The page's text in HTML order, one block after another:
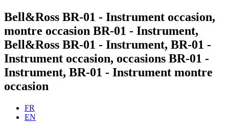
Bell&Ross BR-01 - Instrument occasion,
montre occasion BR-01 - Instrument,
Bell&Ross BR-01 - Instrument, BR-01 -
Instrument occasion, occasions BR-01 -
Instrument, BR-01 - Instrument montre
occasion
FR
EN